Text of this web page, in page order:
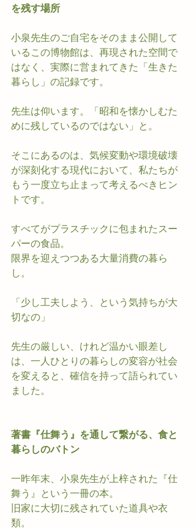
を残す場所
小泉先生のご自宅をそのまま公開して
いるこの博物館は、再現された空間で
はなく、実際に営まれてきた「生きた
暮らし」の記録です。
先生は仰います。「昭和を懐かしむた
めに残しているのではない」と。
そこにあるのは、気候変動や環境破壊
が深刻化する現代において、私たちが
もう一度立ち止まって考えるべきヒン
トです。
すべてがプラスチックに包まれたスー
パーの食品。
限界を迎えつつある大量消費の暮ら
し。
「少し工夫しよう、という気持ちが大
切なの」
先生の厳しい、けれど温かい眼差し
は、一人ひとりの暮らしの変容が社会
を変えると、確信を持って語られてい
ました。
著書『仕舞う』を通して繋がる、食と
暮らしのバトン
一昨年末、小泉先生が上梓された『仕
舞う』という一冊の本。
旧家に大切に残されていた道具や衣
類。